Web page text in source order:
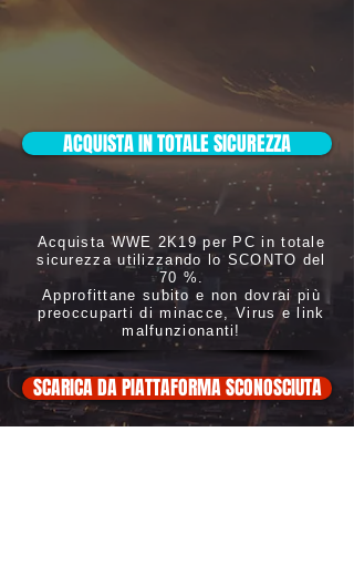
ACQUISTA IN TOTALE SICUREZZA
Acquista WWE 2K19 per PC in totale
sicurezza utilizzando lo SCONTO del
70 %.
Approfittane subito e non dovrai più
preoccuparti di minacce, Virus e link
malfunzionanti!
SCARICA DA PIATTAFORMA SCONOSCIUTA